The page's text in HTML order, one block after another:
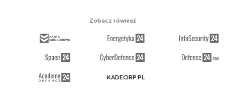
Zobacz również
KADECIRP.PL